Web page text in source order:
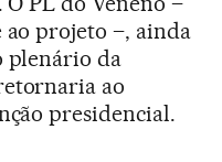
ao projeto –, ainda
plenário da
ao
presidencial.